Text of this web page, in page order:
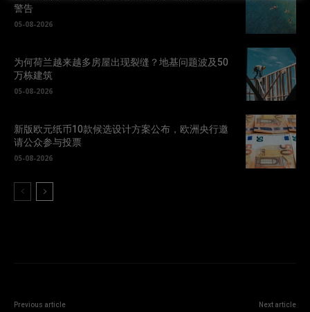
警告
05-08-2026
为何荷兰越来越多房屋出现裂缝？地基问题波及50
万栋建筑
05-08-2026
新版欧元纸币10款候选设计方案公布，欧洲央行邀
请公众参与投票
05-08-2026
Previous article Next article